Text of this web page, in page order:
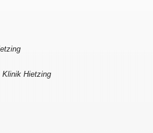
Klinik Hietzing